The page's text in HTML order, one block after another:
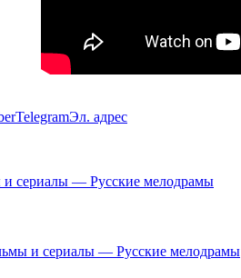
TelegramЭл. адрес
сериалы — Русские мелодрамы
и сериалы — Русские мелодрамы